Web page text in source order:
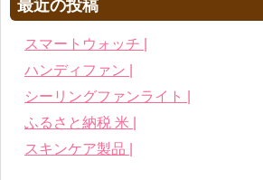
最近の投稿
スマートウォッチ |
ハンディファン |
シーリングファンライト |
ふるさと納税 米 |
スキンケア製品 |